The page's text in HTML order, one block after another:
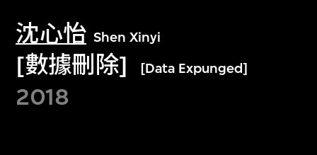
沈心怡 Shen Xinyi
[數據刪除] [Data Expunged]
2018
探索世界顶级的二十及二十一世纪视觉
文化藏品。